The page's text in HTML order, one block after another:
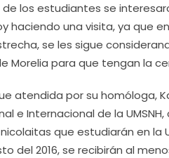
de los estudiantes se
haciendo una visita, ya que
se les sigue
Morelia para que tengan la
atendida por su homóloga,
e Internacional de la
que estudiarán en la
del 2016, se recibirán al